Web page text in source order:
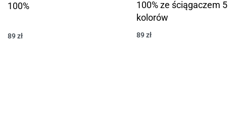
100%
89zł
100% ze ściągaczem 5
kolorów
89zł